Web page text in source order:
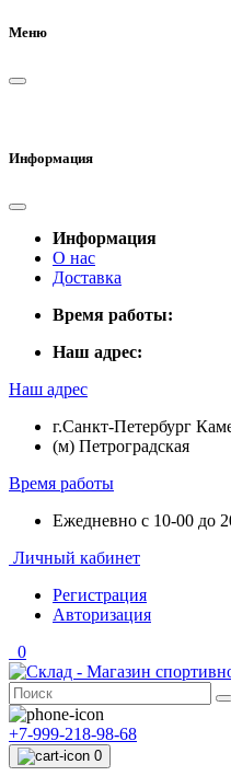
Меню
Информация
Информация
О нас
Доставка
Время работы:
Наш адрес:
Наш адрес
г.Санкт-Петербург
(м) Петроградская
Время работы
Ежедневно с 10-00 до
Личный кабинет
Регистрация
Авторизация
0
+7-999-218-98-68
0